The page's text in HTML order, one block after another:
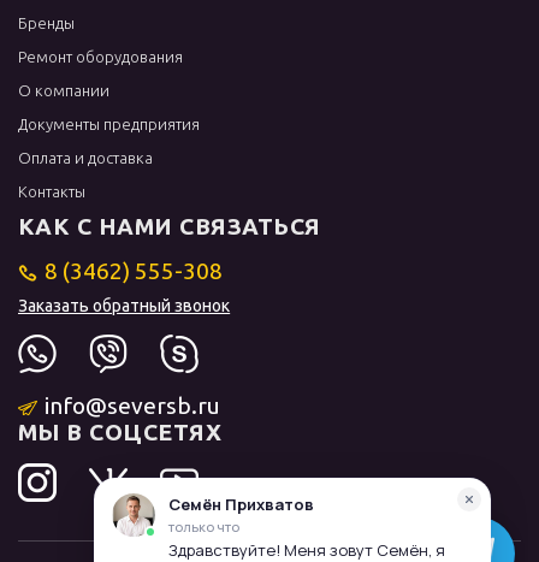
Бренды
Ремонт оборудования
О компании
Документы предприятия
Оплата и доставка
Контакты
КАК С НАМИ СВЯЗАТЬСЯ
8 (3462) 555-308
Заказать обратный звонок
info@seversb.ru
МЫ В СОЦСЕТЯХ